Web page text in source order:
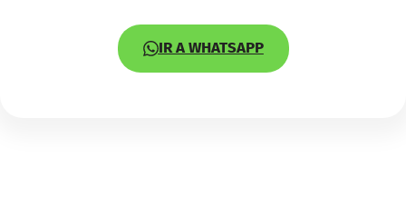
IR A WHATSAPP